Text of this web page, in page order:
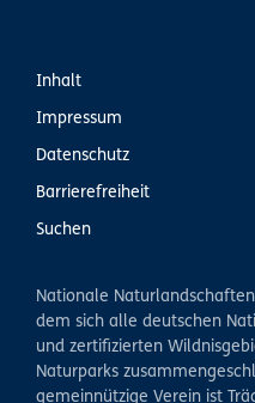
Inhalt
Impressum
Datenschutz
Barrierefreiheit
Suchen
Nationale
dem sich alle deutschen
und zertifizierten
Naturparks
gemeinnützige Verein ist